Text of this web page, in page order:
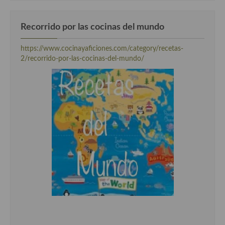
Cocina de Egipto
Cocina de Tunez
Cocina Oriental
Cocina Tailandesa
Cocina Japonesa
Cocina Vietnamita
Cocina camboyana
Cocina HIndú
Recorrido por las cocinas del mundo
https://www.cocinayaficiones.com/category/recetas-
2/recorrido-por-las-cocinas-del-mundo/